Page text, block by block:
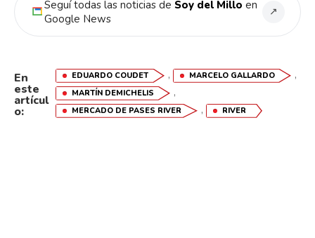
Seguí todas las noticias de Soy del Millo en
Google News
↗
En
este
artícul
o:
EDUARDO COUDET , MARCELO GALLARDO ,
MARTÍN DEMICHELIS ,
MERCADO DE PASES RIVER , RIVER